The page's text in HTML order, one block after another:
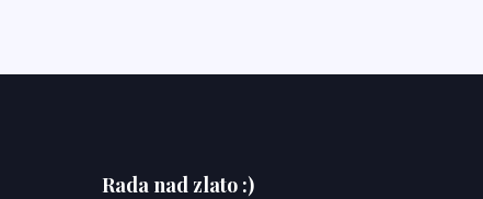
Rada nad zlato :)